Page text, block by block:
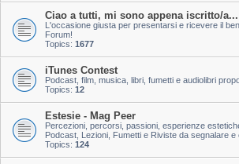
Ciao a tutti, mi sono appena iscritto/a...
L'occasione giusta per presentarsi e ricevere il
Forum!
Topics: 1677
iTunes Contest
Podcast, film, musica, libri, fumetti e audiolibri
Topics: 12
Estesie - Mag Peer
Percezioni, percorsi, passioni, esperienze
Podcast, Lezioni, Fumetti e Riviste da segnalare
Topics: 124